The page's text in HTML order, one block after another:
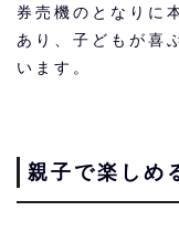
券売機のとなりに
あり、子どもが喜
います。
親子で楽しめ